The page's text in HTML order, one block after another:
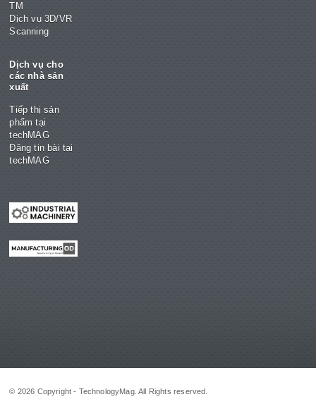
TM
Dịch vụ 3D/VR
Scanning
Dịch vụ cho
các nhà sản
xuất
Tiếp thị sản
phẩm tại
techMAG
Đăng tin bài tại
techMAG
© 2026 Copyright - TechnologyMag. All Rights reserved.